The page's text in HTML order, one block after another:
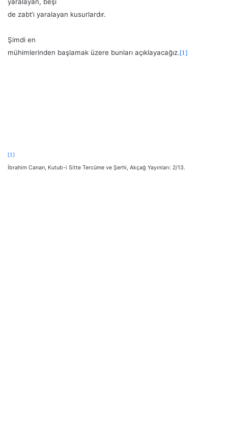
de zabt’ı yaralayan kusurlardır.
Şimdi en
mühimlerinden başlamak üzere bunları açıklayacağız.[1]
[1]
İbrahim Canan, Kutub-i Sitte Tercüme ve Şerhi, Akçağ Yayınları: 2/13.